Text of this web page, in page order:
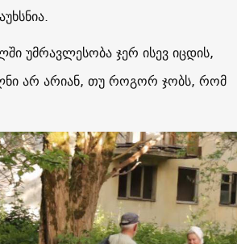
უმრავლესობა ჯერ ისევ იცდის,
არ არიან, თუ როგორ ჯობს, რომ